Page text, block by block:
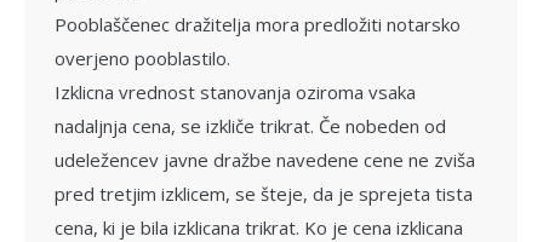
Pooblaščenec dražitelja mora predlo­žiti notarsko
overjeno pooblastilo.
Izklicna vrednost stanovanja oziroma vsaka
nadaljnja cena, se izkliče trikrat. Če nobeden od
udeležencev javne dražbe na­vedene cene ne zviša
pred tretjim izklicem, se šteje, da je sprejeta tista
cena, ki je bila izklicana trikrat. Ko je cena izklicana